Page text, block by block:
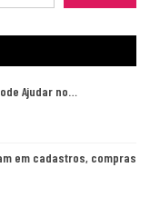
Ajudar no…
em cadastros, compras